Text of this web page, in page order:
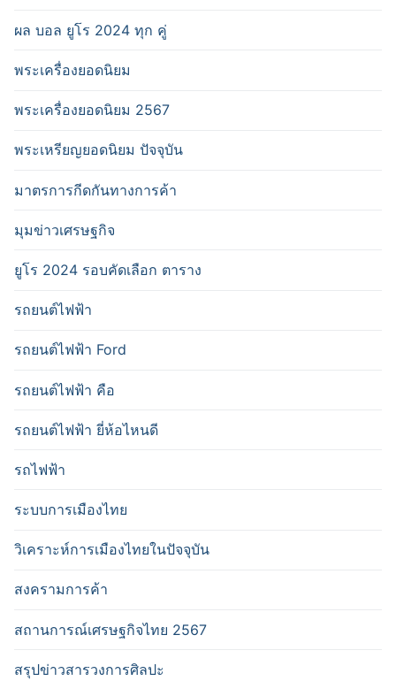
ผล บอล ยูโร 2024 ทุก คู่
พระเครื่องยอดนิยม
พระเครื่องยอดนิยม 2567
พระเหรียญยอดนิยม ปัจจุบัน
มาตรการกีดกันทางการค้า
มุมข่าวเศรษฐกิจ
ยูโร 2024 รอบคัดเลือก ตาราง
รถยนต์ไฟฟ้า
รถยนต์ไฟฟ้า Ford
รถยนต์ไฟฟ้า คือ
รถยนต์ไฟฟ้า ยี่ห้อไหนดี
รถไฟฟ้า
ระบบการเมืองไทย
วิเคราะห์การเมืองไทยในปัจจุบัน
สงครามการค้า
สถานการณ์เศรษฐกิจไทย 2567
สรุปข่าวสารวงการศิลปะ